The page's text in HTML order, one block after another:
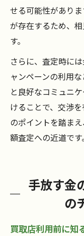
せる可能性があり
が存在するため、
す。
さらに、査定時に
ャンペーンの利用
と良好なコミュニ
けることで、交渉
のポイントを踏ま
額査定への近道です。
手放す金
の
買取店利用前に知